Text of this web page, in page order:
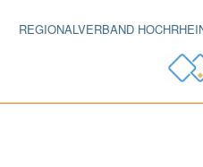
REGIONALVERBAND